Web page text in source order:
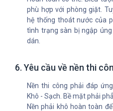
phù hợp với phòng giặt.
hệ thống thoát nước của
tình trạng sàn bị ngập
dán.
6. Yêu cầu về nền thi
Nền thi công phải đáp
Khô - Sạch. Bề mặt phải
Nền phải khô hoàn toàn